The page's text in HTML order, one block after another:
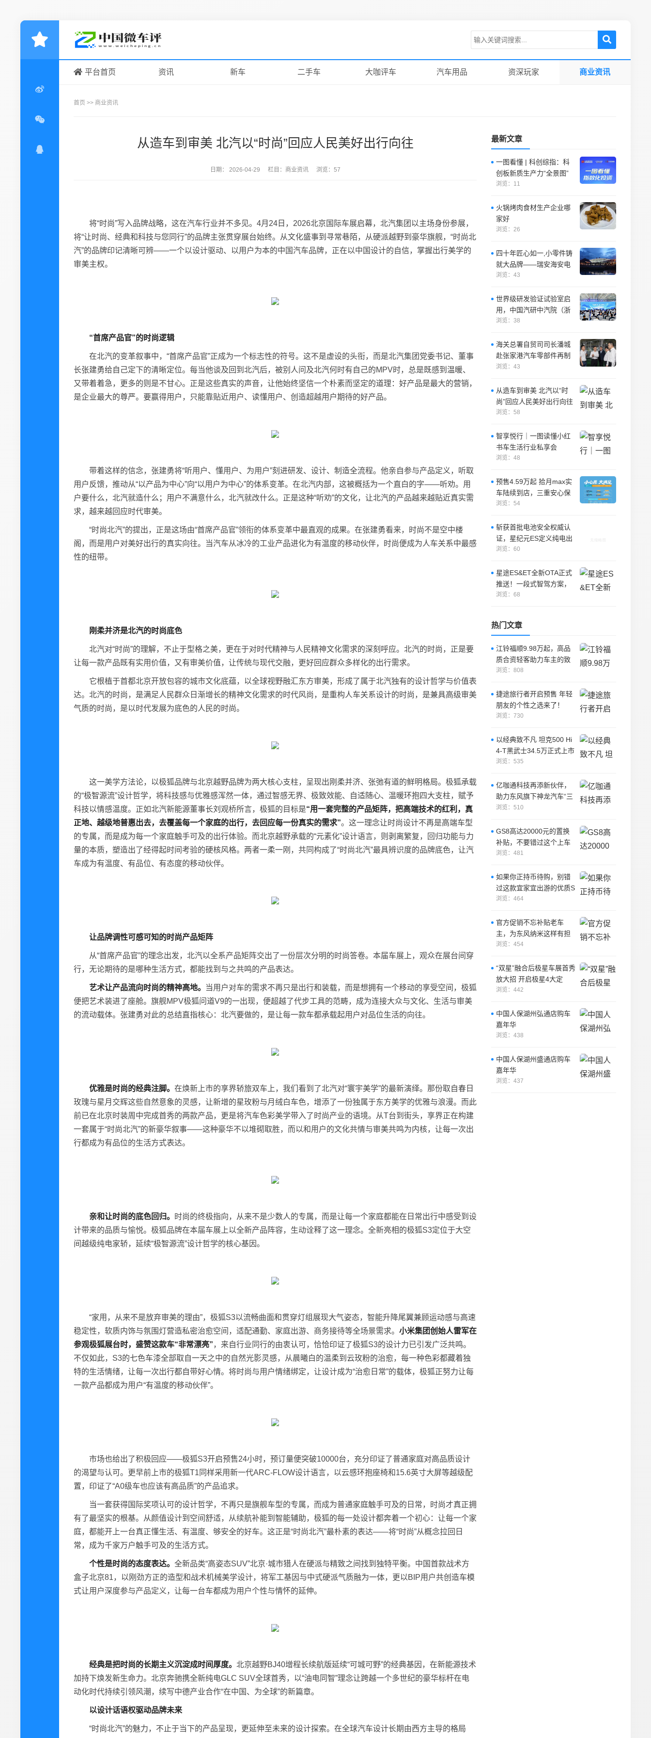
平台首页 资讯 新车 二手车 大咖评车 汽车用品 资深玩家 商业资讯
首页 >> 商业资讯
从造车到审美 北汽以“时尚”回应人民美好出行向往
日期： 2026-04-29 栏目： 商业资讯 浏览：57
将“时尚”写入品牌战略，这在汽车行业并不多见。4月24日，2026北京国际车展启幕，北汽集团以主场身份参展，
将“让时尚、经典和科技与您同行”的品牌主张贯穿展台始终。从文化盛事到寻常巷陌，从硬派越野到豪华旗舰，“时尚北
汽”的品牌印记清晰可辨——一个以设计驱动、以用户为本的中国汽车品牌，正在以中国设计的自信，掌握出行美学的
审美主权。
“首席产品官”的时尚逻辑
在北汽的变革叙事中，“首席产品官”正成为一个标志性的符号。这不是虚设的头衔，而是北汽集团党委书记、董事
长张建勇给自己定下的清晰定位。每当他谈及回到北汽后，被别人问及北汽何时有自己的MPV时，总是既感到温暖、
又带着着急，更多的则是不甘心。正是这些真实的声音，让他始终坚信一个朴素而坚定的道理：好产品是最大的营销，
是企业最大的尊严。要赢得用户，只能靠贴近用户、读懂用户、创造超越用户期待的好产品。
带着这样的信念，张建勇将“听用户、懂用户、为用户”刻进研发、设计、制造全流程。他亲自参与产品定义，听取
用户反馈，推动从“以产品为中心”向“以用户为中心”的体系变革。在北汽内部，这被概括为一个直白的字——听劝。用
户要什么，北汽就造什么；用户不满意什么，北汽就改什么。正是这种“听劝”的文化，让北汽的产品越来越贴近真实需
求，越来越回应时代审美。
“时尚北汽”的提出，正是这场由“首席产品官”领衔的体系变革中最直观的成果。在张建勇看来，时尚不是空中楼
阁，而是用户对美好出行的真实向往。当汽车从冰冷的工业产品进化为有温度的移动伙伴，时尚便成为人车关系中最感
性的纽带。
刚柔并济是北汽的时尚底色
北汽对“时尚”的理解，不止于型格之美，更在于对时代精神与人民精神文化需求的深刻呼应。北汽的时尚，正是要
让每一款产品既有实用价值，又有审美价值，让传统与现代交融，更好回应群众多样化的出行需求。
它根植于首都北京开放包容的城市文化底蕴，以全球视野融汇东方审美，形成了属于北汽独有的设计哲学与价值表
达。北汽的时尚，是满足人民群众日渐增长的精神文化需求的时代风尚，是重构人车关系设计的时尚，是兼具高级审美
气质的时尚，是以时代发展为底色的人民的时尚。
这一美学方法论，以极狐品牌与北京越野品牌为两大核心支柱，呈现出刚柔并济、张弛有道的鲜明格局。极狐承载
的“极智源流”设计哲学，将科技感与优雅感浑然一体，通过智感无界、极致效能、自适随心、温暖环抱四大支柱，赋予
科技以情感温度。正如北汽新能源董事长刘观桥所言，极狐的目标是“用一套完整的产品矩阵，把高端技术的红利，真
正地、越级地普惠出去，去覆盖每一个家庭的出行，去回应每一份真实的需求”。这一理念让时尚设计不再是高端车型
的专属，而是成为每一个家庭触手可及的出行体验。而北京越野承载的“元素化”设计语言，则剥离繁复，回归功能与力
量的本质，塑造出了经得起时间考验的硬核风格。两者一柔一刚，共同构成了“时尚北汽”最具辨识度的品牌底色，让汽
车成为有温度、有品位、有态度的移动伙伴。
让品牌调性可感可知的时尚产品矩阵
从“首席产品官”的理念出发，北汽以全系产品矩阵交出了一份层次分明的时尚答卷。本届车展上，观众在展台间穿
行，无论期待的是哪种生活方式，都能找到与之共鸣的产品表达。
艺术让产品流向 时尚的精神高地。
当用户对车的需求不再只是出行和装载，而是想拥有一个移动的享受空间，极狐
便把艺术装进了座舱。旗舰MPV极狐问道V9的一出现，便超越了代步工具的范畴，成为连接大众与文化、生活与审美
的流动载体。张建勇对此的总结直指核心：北汽要做的，是让每一款车都承载起用户对品位生活的向往。
优雅是时尚的经典注脚。 在焕新上市的享界轿旅双车上，我们看到了北汽对“寰宇美学”的最新演绎。那份取自春日
玫瑰与星月交辉这些自然意象的灵感，让新增的星玫粉与月绒白车色，增添了一份独属于东方美学的优雅与浪漫。而此
前已在北京时装周中完成首秀的两款产品，更是将汽车色彩美学带入了时尚产业的语境。从T台到街头，享界正在构建
一套属于“时尚北汽”的新豪华叙事——这种豪华不以堆砌取胜，而以和用户的文化共情与审美共鸣为内核，让每一次出
行都成为有品位的生活方式表达。
亲和让 时尚的底色回归。
时尚的终极指向，从来不是少数人的专属，而是让每一个家庭都能在日常出行中感受到设
计带来的品质与愉悦。极狐品牌在本届车展上以全新产品阵容，生动诠释了这一理念。全新亮相的极狐S3定位于大空
间越级纯电家轿，延续“极智源流”设计哲学的核心基因。
“家用，从来不是放弃审美的理由”，极狐S3以流畅曲面和贯穿灯组展现大气姿态，智能升降尾翼兼顾运动感与高速
稳定性，软质内饰与氛围灯营造私密治愈空间，适配通勤、家庭出游、商务接待等全场景需求。 小米集团创始人雷军在
参观极狐展台时，盛赞这款车“非常漂亮”，来自行业同行的由衷认可，恰恰印证了极狐S3的设计力已引发广泛共鸣。
不仅如此，S3的七色车漆全部取自一天之中的自然光影灵感，从晨曦白的温柔到云玫粉的治愈，每一种色彩都藏着独
特的生活情绪，让每一次出行都自带好心情。将时尚与用户情绪绑定，让设计成为“治愈日常”的载体，极狐正努力让每
一款产品都成为用户“有温度的移动伙伴”。
市场也给出了积极回应——极狐S3开启预售24小时，预订量便突破10000台，充分印证了普通家庭对高品质设计
的渴望与认可。更早前上市的极狐T1同样采用新一代ARC-FLOW设计语言，以云感环抱座椅和15.6英寸大屏等越级配
置，印证了“A0级车也应该有高品质”的产品追求。
当一套获得国际奖项认可的设计哲学，不再只是旗舰车型的专属，而成为普通家庭触手可及的日常，时尚才真正拥
有了最坚实的根基。从颜值设计到空间舒适，从续航补能到智能辅助，极狐的每一处设计都奔着一个初心：让每一个家
庭，都能开上一台真正懂生活、有温度、够安全的好车。这正是“时尚北汽”最朴素的表达——将“时尚”从概念拉回日
常，成为千家万户触手可及的生活方式。
个性是时尚的态度表达。 全新品类“高姿态SUV”北京·城市猎人在硬派与精致之间找到独特平衡。中国首款战术方
盒子北京81，以刚劲方正的造型和战术机械美学设计，将军工基因与中式硬派气质融为一体，更以BIP用户共创造车模
式让用户深度参与产品定义，让每一台车都成为用户个性与情怀的延伸。
经典是把时尚的长期主义沉淀成时间厚度。 北京越野BJ40增程长续航版延续“可城可野”的经典基因，在新能源技术
加持下焕发新生命力。北京奔驰携全新纯电GLC SUV全球首秀，以“油电同智”理念让跨越一个多世纪的豪华标杆在电
动化时代持续引领风潮，续写中德产业合作“在中国、为全球”的新篇章。
以设计话语权驱动品牌未来
“时尚北汽”的魅力，不止于当下的产品呈现，更延伸至未来的设计探索。在全球汽车设计长期由西方主导的格局
最新文章
一图看懂 | 科创综指：科
创板新质生产力“全景图”
浏览：11
火锅烤肉食材生产企业哪
家好
浏览：26
四十年匠心如一,小零件铸
就大品牌——瑞安海安电
机挡圈厂
浏览：43
世界级研发验证试验室启
用，中国汽研中汽院（浙
江）公司正式开业
浏览：38
海关总署自贸司司长潘城
赴张家港汽车零部件再制
造试点企业指导工作
浏览：43
从造车到审美 北汽以“时
尚”回应人民美好出行向往
浏览：58
智享悦行｜一图读懂小红
书车生活行业私享会
浏览：48
预售4.59万起 拾月max实
车陆续到店，三重安心保
障重塑4万级新标杆
浏览：54
斩获首批电池安全权威认
证，星纪元ES定义纯电出
行安全新高度
浏览：60
星途ES&ET全新OTA正式
推送！一段式智驾方案，
解锁类人驾驶新体验
浏览：68
热门文章
江铃福顺9.98万起，高品
质合资轻客助力车主的致
富路
浏览：808
捷途旅行者开启预售 年轻
朋友的个性之选来了！
浏览：730
以经典致不凡 坦克500 Hi
4-T黑武士34.5万正式上市
浏览：535
亿咖通科技再添新伙伴，
助力东风旗下神龙汽车“三
剑客”打造全新智能座舱
浏览：510
GS8高达20000元的置换
补贴，不要错过这个上车
机会了
浏览：481
如果你正持币待购，别错
过这款宜家宜出游的优质S
UV
浏览：464
官方促销不忘补贴老车
主，为东风纳米这样有担
当的品牌点赞！
浏览：454
“双星”融合后极星车展首秀
放大招 开启极星4大定
浏览：442
中国人保湖州弘通店购车
嘉年华
浏览：438
中国人保湖州盛通店购车
嘉年华
浏览：437